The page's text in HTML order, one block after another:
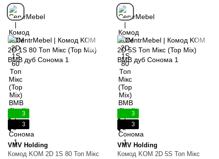
3
3
VMV Holding
Комод KOM 2D 1S 80 Топ Мікс
3
3
VMV Holding
Комод KOM 2D 5S Топ Мікс